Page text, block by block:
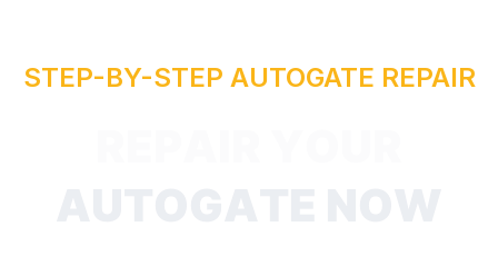
STEP-BY-STEP AUTOGATE REPAIR
P